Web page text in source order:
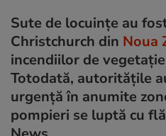
Sute de locuințe au
Christchurch din Noua
incendiilor de
Totodată, autoritățile
urgență în anumite
pompieri se luptă cu